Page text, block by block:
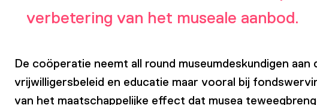
verbetering van het museale aanbod.
De coöperatie neemt all round museumdeskundigen
vrijwilligersbeleid en educatie maar vooral bij
van het maatschappelijke effect dat musea